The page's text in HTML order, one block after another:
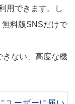
用できます。し
料版SNSだけで
きない、高度な機